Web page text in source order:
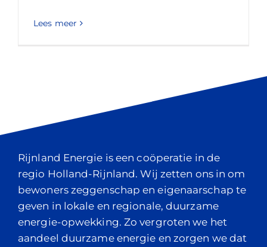
Lees meer
Rijnland Energie is een coöperatie in de
regio Holland-Rijnland. Wij zetten ons in om
bewoners zeggenschap en eigenaarschap te
geven in lokale en regionale, duurzame
energie-opwekking. Zo vergroten we het
aandeel duurzame energie en zorgen we dat